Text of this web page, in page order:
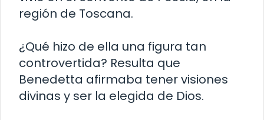
región de Toscana.
¿Qué hizo de ella una figura tan
controvertida? Resulta que
Benedetta afirmaba tener visiones
divinas y ser la elegida de Dios.